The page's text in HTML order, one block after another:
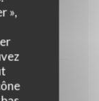
»,
COQUE